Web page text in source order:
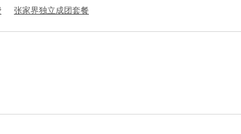
张家界独立成团套餐